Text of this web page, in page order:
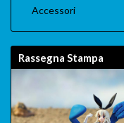
Accessori
Rassegna Stampa